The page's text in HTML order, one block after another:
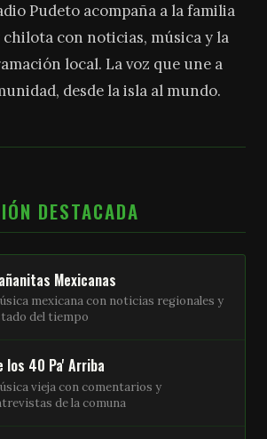
Pudeto acompaña a la familia
con noticias, música y la
local. La voz que une a
desde la isla al mundo.
DESTACADA
Mexicanas
mexicana con noticias regionales y
del tiempo
los 40 Pa' Arriba
vieja con comentarios y
de la comuna